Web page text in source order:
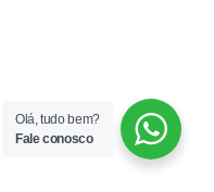
Olá, tudo bem?
Fale conosco